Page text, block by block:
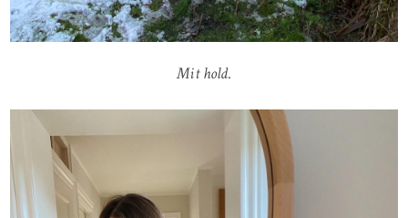
Mit hold.